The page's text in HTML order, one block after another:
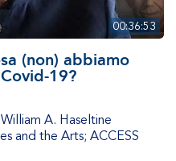
00:36:53
(non) abbiamo
19?
William A. Haseltine
and the Arts; ACCESS